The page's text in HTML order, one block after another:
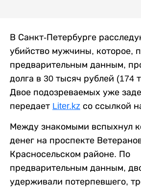
В Санкт-Петербурге
убийство мужчины, которое,
предварительным данным,
долга в 30 тысяч рублей (174
Двое подозреваемых уже
передает Liter.kz со ссылкой
Между знакомыми вспыхнул
денег на проспекте
Красносельском районе. По
предварительным данным,
удерживали потерпевшего,